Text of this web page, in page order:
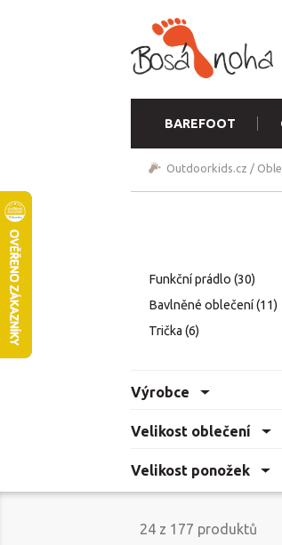
BAREFOOT
Outdoorkids.cz /
Funkční prádlo (30)
Bavlněné oblečení(11)
Trička (6)
Výrobce
Velikost oblečení
Velikost ponožek
24 z 177 produktů